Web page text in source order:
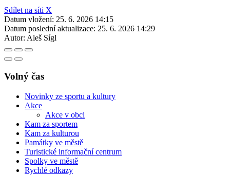
Sdílet na síti X
Datum vložení: 25. 6. 2026 14:15
Datum poslední aktualizace: 25. 6. 2026 14:29
Autor: Aleš Sígl
Volný čas
Novinky ze sportu a kultury
Akce
Akce v obci
Kam za sportem
Kam za kulturou
Památky ve městě
Turistické informační centrum
Spolky ve městě
Rychlé odkazy